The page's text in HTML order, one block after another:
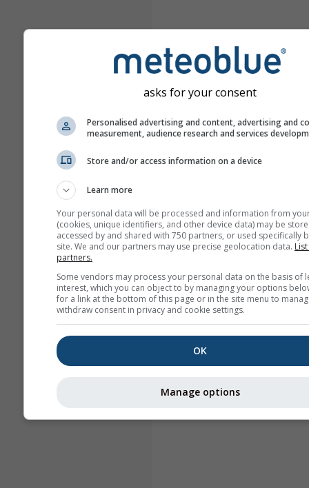
asks for your consent
Personalised advertising and content, advertising and
measurement, audience research and services
Store and/or access information on a device
Learn more
Your personal data will be processed and information from
(cookies, unique identifiers, and other device data) may be
accessed by and shared with 750 partners, or used specifically
site. We and our partners may use precise geolocation data.
partners.
Some vendors may process your personal data on the basis of
interest, which you can object to by managing your options
for a link at the bottom of this page or in the site menu to
withdraw consent in privacy and cookie settings.
OK
Manage options